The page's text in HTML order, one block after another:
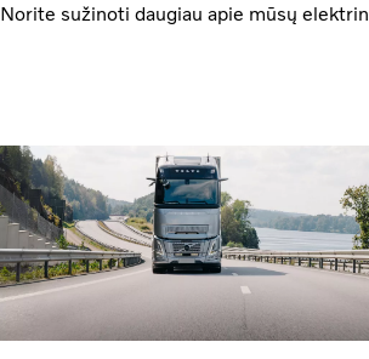
Norite sužinoti daugiau apie mūsų